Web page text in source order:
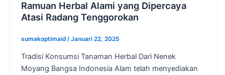
Ramuan Herbal Alami yang Dipercaya
Atasi Radang Tenggorokan
sumakoptimaid /Januari 22, 2025
Tradisi Konsumsi Tanaman Herbal Dari Nenek
Moyang Bangsa Indonesia Alam telah menyediakan